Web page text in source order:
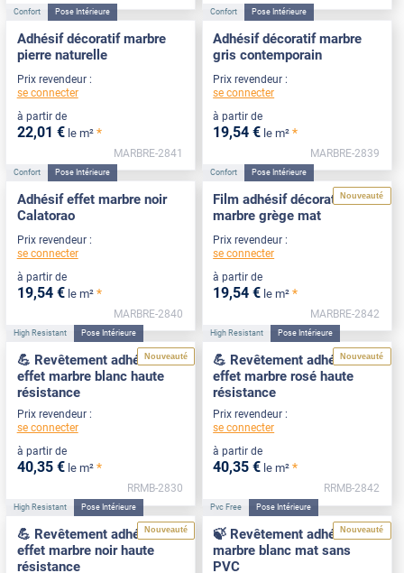
Confort Pose Intérieure
Adhésif décoratif marbre
pierre naturelle
Prix revendeur :
se connecter
à partir de
22,01 € le m² *
MARBRE-2841
Confort Pose Intérieure
Adhésif décoratif marbre
gris contemporain
Prix revendeur :
se connecter
à partir de
19,54 € le m² *
MARBRE-2839
Confort Pose Intérieure
Adhésif effet marbre noir
Calatorao
Prix revendeur :
se connecter
à partir de
19,54 € le m² *
MARBRE-2840
Nouveauté
Confort Pose Intérieure
Film adhésif décoratif effet
marbre grège mat
Prix revendeur :
se connecter
à partir de
19,54 € le m² *
MARBRE-2842
Nouveauté
High Resistant Pose Intérieure
💪 Revêtement adhésif
effet marbre blanc haute
résistance
Prix revendeur :
se connecter
à partir de
40,35 € le m² *
RRMB-2830
Nouveauté
High Resistant Pose Intérieure
💪 Revêtement adhésif
effet marbre rosé haute
résistance
Prix revendeur :
se connecter
à partir de
40,35 € le m² *
RRMB-2842
Nouveauté
High Resistant Pose Intérieure
💪 Revêtement adhésif
effet marbre noir haute
résistance
Nouveauté
Pvc Free Pose Intérieure
🍃 Revêtement adhésif
marbre blanc mat sans
PVC